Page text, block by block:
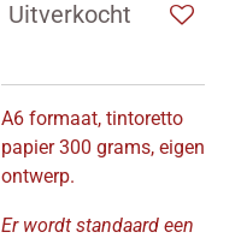
Uitverkocht
A6 formaat, tintoretto
papier 300 grams, eigen
ontwerp.
Er wordt standaard een